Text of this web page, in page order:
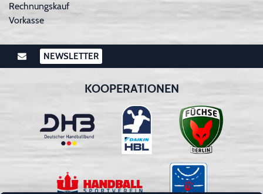
Rechnungskauf
Vorkasse
NEWSLETTER
KOOPERATIONEN